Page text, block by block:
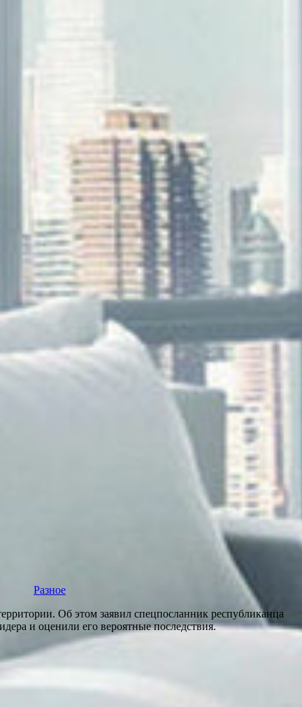
Разное
Об этом заявил спецпосланник республиканца
и оценили его вероятные последствия.